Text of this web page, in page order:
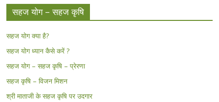
सहज योग – सहज कृषि
सहज योग क्या है?
सहज योग ध्यान कैसे करें ?
सहज योग – सहज कृषि – प्रेरणा
सहज कृषि – विजन मिशन
श्री माताजी के सहज कृषि पर उदगार